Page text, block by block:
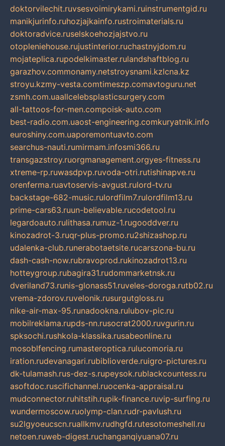
doktorvilechit.ruvsesvoimirykami.ruinstrumentgid.ru
manikjurinfo.ruhozjajkainfo.rustroimaterials.ru
doktoradvice.ruselskoehozjajstvo.ru
otopleniehouse.rujustinterior.ruchastnyjdom.ru
mojateplica.rupodelkimaster.rulandshaftblog.ru
garazhov.commonamy.netstroysnami.kzlcna.kz
stroyu.kzmy-vesta.comtimeszp.comavtoguru.net
zsmh.com.uaallcelebsplasticsurgery.com
all-tattoos-for-men.compoisk-auto.com
best-radio.com.uaost-engineering.comkuryatnik.info
euroshiny.com.uaporemontuavto.com
searchus-nauti.rumirmam.infosmi366.ru
transgazstroy.ruorgmanagement.orgyes-fitness.ru
xtreme-rp.ruwasdpvp.ruvoda-otri.rutishinapve.ru
orenferma.ruavtoservis-avgust.rulord-tv.ru
backstage-682-music.rulordfilm7.rulordfilm13.ru
prime-cars63.ruun-believable.rucodetool.ru
legardoauto.rulithasa.rumuz-1.rugooddver.ru
kinozadrot-3.ruqr-plus-promo.ru2shizashop.ru
udalenka-club.runerabotaetsite.rucarszona-bu.ru
dash-cash-now.rubravoprod.rukinozadrot13.ru
hotteygroup.rubagira31.rudommarketnsk.ru
dveriland73.runis-glonass51.ruveles-doroga.rutb02.ru
vrema-zdorov.ruvelonik.rusurgutgloss.ru
nike-air-max-95.runadookna.rulubov-pic.ru
mobilreklama.rupds-nn.rusocrat2000.ruvgurin.ru
spksochi.rushkola-klassika.rusabeonline.ru
mosoblfencing.rumasteroptica.rulucomoria.ru
iration.rudevanagari.rubiblioverde.ruigro-pictures.ru
dk-tulamash.rus-dez-s.rupeysok.rublackcountess.ru
asoftdoc.ruscifichannel.ruocenka-appraisal.ru
mudconnector.ruhitstih.rupik-finance.ruvip-surfing.ru
wundermoscow.ruolymp-clan.rudr-pavlush.ru
su2lgyoeucscn.ruallkmv.rudhgfd.rutesotomeshell.ru
netoen.ruweb-digest.ruchanganqiyuana07.ru